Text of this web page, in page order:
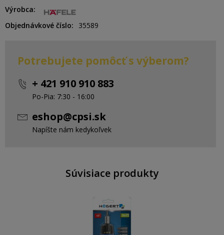
Výrobca
Objednávkové číslo
35589
Potrebujete pomôcť s výberom?
+ 421 910 910 883
Po-Pia: 7:30 - 16:00
eshop@cpsi.sk
Napíšte nám kedykoľvek
Súvisiace produkty